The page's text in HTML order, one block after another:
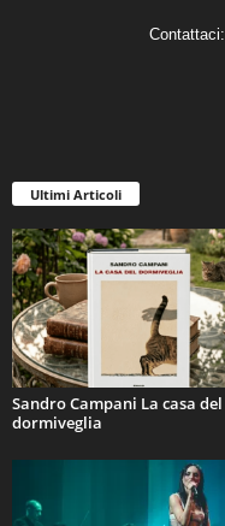
Contattaci:
Ultimi Articoli
Sandro Campani La casa del
dormiveglia